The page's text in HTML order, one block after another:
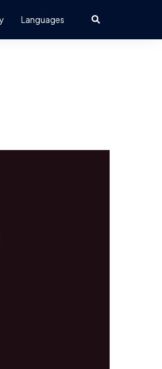
Languages Search